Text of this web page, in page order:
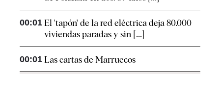
00:01 El 'tapón' de la red eléctrica deja 80.000
viviendas paradas y sin [...]
00:01 Las cartas de Marruecos